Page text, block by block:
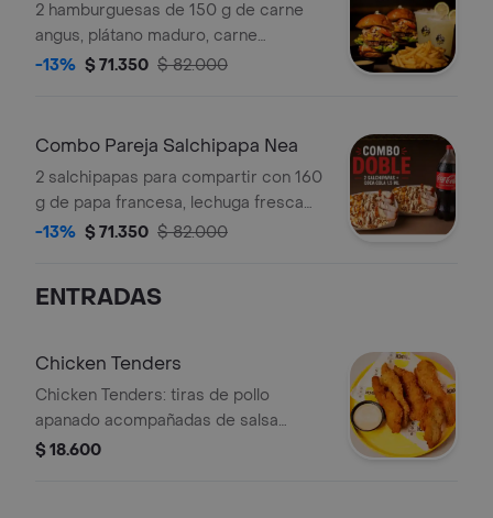
Patrona
2 hamburguesas de 150 g de carne
angus, plátano maduro, carne
desmechada, maíz tierno y chicharrón
brioche, incluye dos limonadas de 16
Onz y una porción de papas a
elección
-13% $ 71.350 $ 82.000
Combo Pareja Salchipapa Nea
2 salchipapas para compartir con 160
g de papa francesa, lechuga fresca
batavia, salchicha americana, queso
crujiente, bañada con salsa de la
1.5 ml
-13% $ 71.350 $ 82.000
ENTRADAS
Chicken Tenders
Chicken Tenders: tiras de pollo
apanado acompañadas de salsa
chipotle.
$ 18.600